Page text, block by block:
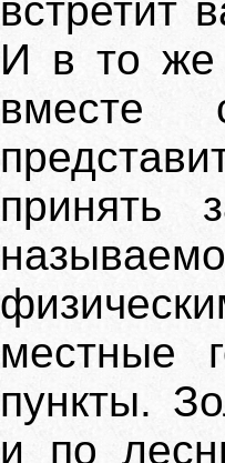
встретит
И в то же
вместе
принять
местные
пункты.
и по